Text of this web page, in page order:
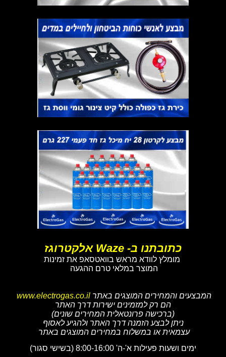
כתובתנו ב- Waze אלקטרוגז
מומלץ לוודא מראש בוואטסאפ את זמינות
המוצר במלאי טרם ההגעה
המבצעים והמחירים המוצגים באתר www.electrogas.co.il
הם רק למזמינים ישירות דרך האתר
(ברכישה פרונטאלית המחירים שונים)
ניתן לבצע הזמנה דרך האתר ולהגיע לאסוף
עצמאית או במשלוח במחירים המוצגים באתר
ימים ושעות פעילות א'-ה' 8:00-16:00 (בשישי סגור)